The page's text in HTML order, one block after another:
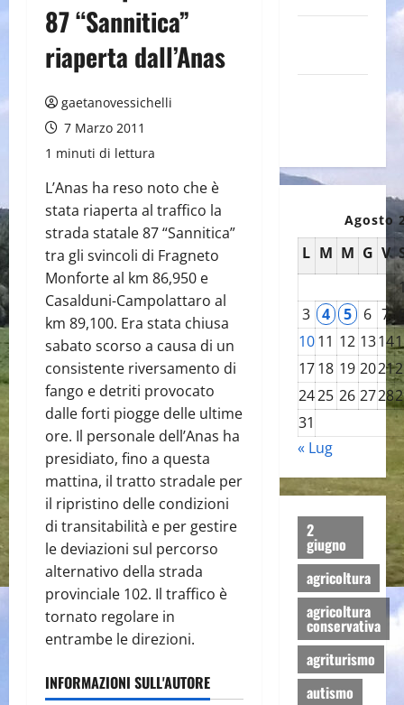
87 “Sannitica”
riaperta dall’Anas
gaetanovessichelli
7 Marzo 2011
1 minuti di lettura
L’Anas ha reso noto che è
stata riaperta al traffico la
strada statale 87 “Sannitica”
tra gli svincoli di Fragneto
Monforte al km 86,950 e
Casalduni-Campolattaro al
km 89,100. Era stata chiusa
sabato scorso a causa di un
consistente riversamento di
fango e detriti provocato
dalle forti piogge delle ultime
ore. Il personale dell’Anas ha
presidiato, fino a questa
mattina, il tratto stradale per
il ripristino delle condizioni
di transitabilità e per gestire
le deviazioni sul percorso
alternativo della strada
provinciale 102. Il traffico è
tornato regolare in
entrambe le direzioni.
INFORMAZIONI SULL'AUTORE
Agosto
L M M G V
3 4 5 6 7
10 11 12 1314
17 18 19 2021
2425 26 2728
31
« Lug
2
giugno
agricoltura
agricoltura
conservativa
agriturismo
autismo